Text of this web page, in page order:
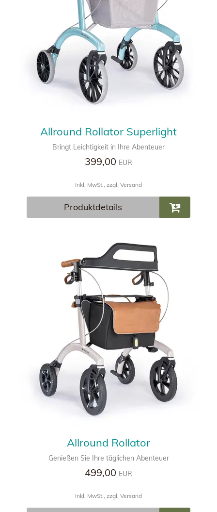
Allround Rollator Superlight
Bringt Leichtigkeit in Ihre Abenteuer
399,00 EUR
Inkl. MwSt., zzgl. Versand
Produktdetails
Allround Rollator
Genießen Sie Ihre täglichen Abenteuer
499,00 EUR
Inkl. MwSt., zzgl. Versand